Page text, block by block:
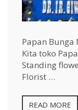
Papan Bunga
Kita toko
Standing
Florist …
READ MORE